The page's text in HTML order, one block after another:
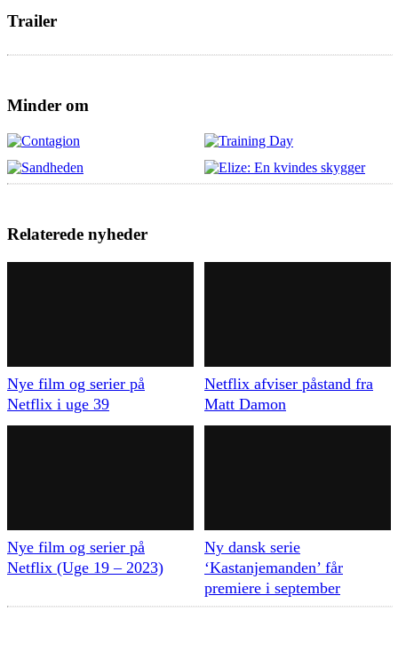
Trailer
Minder om
Relaterede nyheder
Nye film og serier på
Netflix i uge 39
Netflix afviser påstand fra
Matt Damon
Nye film og serier på
Netflix (Uge 19 – 2023)
Ny dansk serie
‘Kastanjemanden’ får
premiere i september